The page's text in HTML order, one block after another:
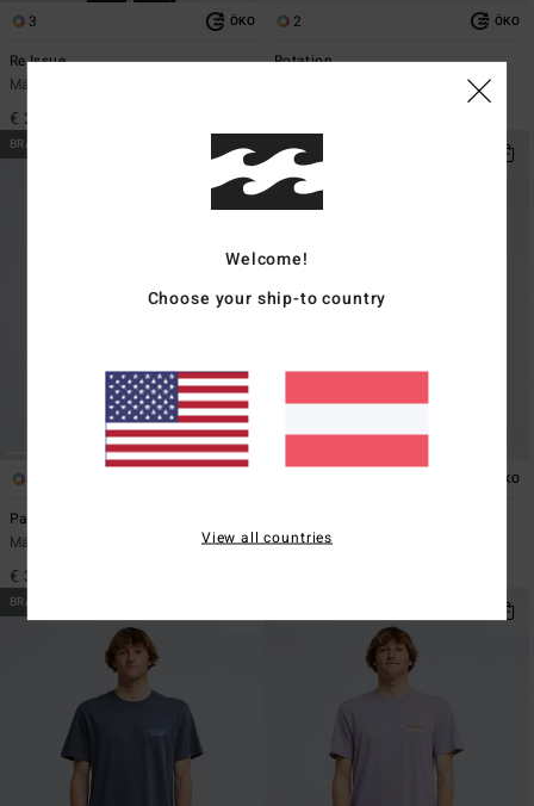
3 ÖKO
Re Issue
Männer Grau T-Shirt
€ 29,95
2 ÖKO
Rotation
BRANDNEU
Paint Rack
Männer Grün Kurzärmliges Oberteil
€ 39,95
BRANDNEU
ÖKO
Männer Weiss T-Shirt
BRANDNEU
Welcome!
Choose your ship-to country
View all countries